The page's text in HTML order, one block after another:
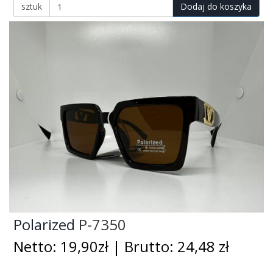
sztuk Dodaj do koszyka
Polarized P-7350
Netto: 19,90zł | Brutto: 24,48 zł